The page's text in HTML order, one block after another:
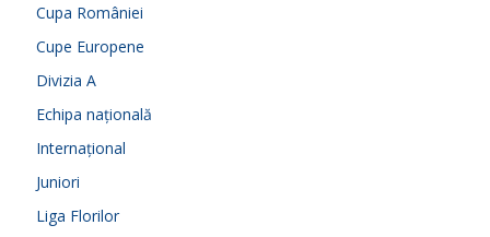
Cupa României
Cupe Europene
Divizia A
Echipa națională
Internațional
Juniori
Liga Florilor